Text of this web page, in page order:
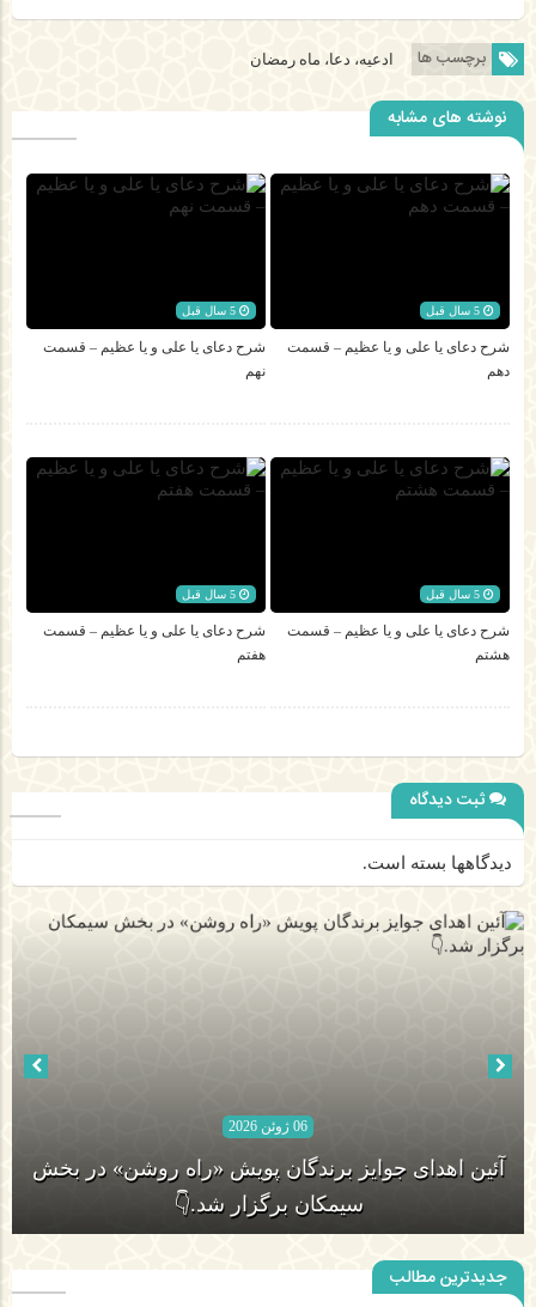
برچسب ها ادعیه، دعا، ماه رمضان
نوشته های مشابه
5 سال قبل
شرح دعای یا علی و یا عظیم – قسمت
دهم
شرح دعای یا علی و یا عظیم – قسمت
نهم
5 سال قبل
شرح دعای یا علی و یا عظیم – قسمت
هشتم
شرح دعای یا علی و یا عظیم – قسمت
هفتم
ثبت دیدگاه
دیدگاهها بسته است.
06 ژوئن 2026
روحانیون جهرم در مسیر توانمندسازی برای جهاد تبیین
جدیدترین مطالب